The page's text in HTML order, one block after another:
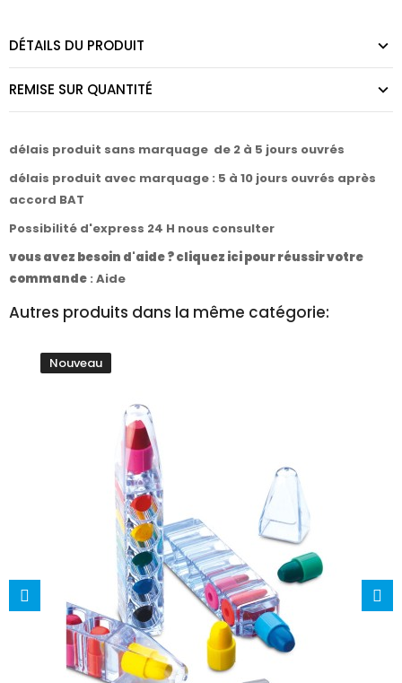
DÉTAILS DU PRODUIT
REMISE SUR QUANTITÉ
délais produit sans marquage de 2 à 5 jours ouvrés
délais produit avec marquage : 5 à 10 jours ouvrés après
accord BAT
Possibilité d'express 24 H nous consulter
vous avez besoin d'aide ? cliquez ici pour réussir votre
commande : Aide
Autres produits dans la même catégorie:
Nouveau